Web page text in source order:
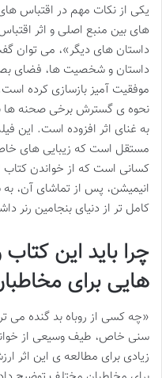
یکی از نکات مهم در اقتباس
های بین منبع اصلی و اثر
داستان های دیگر»، می توان
داستان و شخصیت ها، فضای
موفقیت آمیز بازسازی کرده
نحوه ی گسترش برخی صحنه ها
به غنای اثر افزوده است. این
مستقل است که زیبایی های
کسانی است که از خواندن کتاب
انیمیشن، پس از تماشای آن،
کامل تر از دنیای بنجامین رنر
چرا باید این
هایی برای
«چه کسی از روباه بد گنده می
سنی خاص، طیف وسیعی از
زیادی برای مطالعه ی این اثر